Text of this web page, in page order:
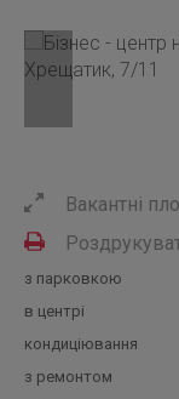
Вакантні
з парковкою
в центрі
кондиціювання
з ремонтом